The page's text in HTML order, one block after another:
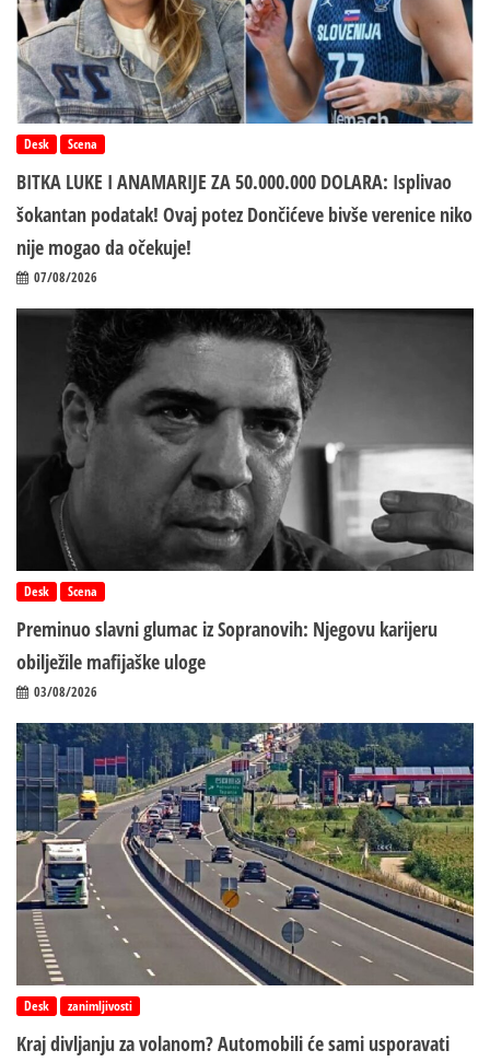
Desk Scena
BITKA LUKE I ANAMARIJE ZA 50.000.000 DOLARA: Isplivao
šokantan podatak! Ovaj potez Dončićeve bivše verenice niko
nije mogao da očekuje!
07/08/2026
Desk Scena
Preminuo slavni glumac iz Sopranovih: Njegovu karijeru
obilježile mafijaške uloge
03/08/2026
Desk zanimljivosti
Kraj divljanju za volanom? Automobili će sami usporavati